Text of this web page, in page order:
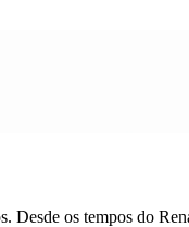
os tempos do